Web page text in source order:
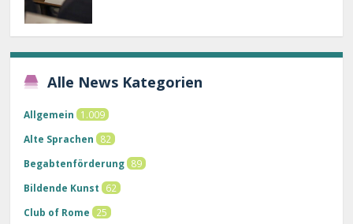
Alle News Kategorien
Allgemein
1.009
Alte Sprachen
82
Begabtenförderung 89
Bildende Kunst
62
Club of Rome
25